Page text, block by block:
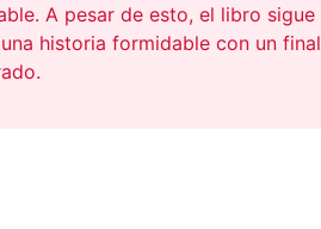
A pesar de esto, el libro sigue
historia formidable con un final